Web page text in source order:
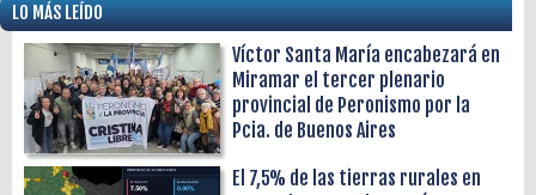
LO MÁS LEÍDO
Víctor Santa María encabezará en
Miramar el tercer plenario
provincial de Peronismo por la
Pcia. de Buenos Aires
El 7,5% de las tierras rurales en